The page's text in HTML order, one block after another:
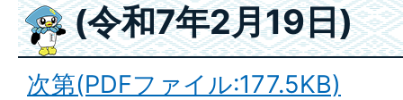
(令和7年2月19日)
次第(PDFファイル:177.5KB)